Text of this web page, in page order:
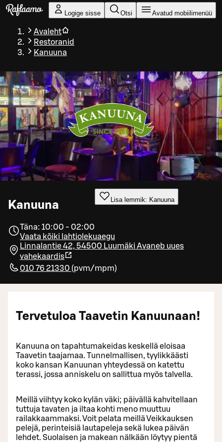
Liigu peamise sisu juurde
Logige sisse Otsi Avatud mobiilimenüü
Avaleht
Restoranid
Kanuuna
Kanuuna Lisa lemmik: Kanuuna
Täna: 10:00 - 02:00
Vaata kõiki lahtiolekuaegu
Linnalantie 42, 54500 Luumäki Avaneb uues
vahekaardis
010 76 21330 (pvm/mpm)
Tervetuloa Taavetin Kanuunaan!
Kanuuna on tapahtumakeidas keskellä eloisaa
Taavetin taajamaa. Tunnelmallisen, tyylikkäästi
koko kansan Kanuunan yhteydessä on katettu
terassi, jossa anniskelu on sallittua myös talvella.
Meillä viihtyy koko kylän väki; päivällä kahvitellaan
tuttuja tavaten ja iltaa kohti meno muuttuu
railakkaammaksi. Voit pelata meillä Veikkauksen
pelejä, perinteisiä lautapeleja sekä lukea päivän
lehdet. Suolaisen ja makean nälkään löytyy pientä